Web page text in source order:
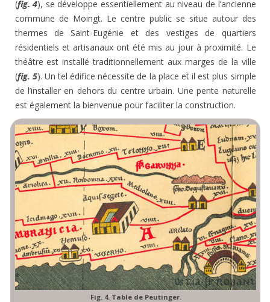
(fig. 4), se développe essentiellement au niveau de l’ancienne
commune de Moingt. Le centre public se situe autour des
thermes de Saint-Eugénie et des vestiges de quartiers
résidentiels et artisanaux ont été mis au jour à proximité. Le
théâtre est installé traditionnellement aux marges de la ville
(fig. 5). Un tel édifice nécessite de la place et il est plus simple
de l’installer en dehors du centre urbain. Une pente naturelle
est également la bienvenue pour faciliter la construction.
Fig. 4. Table de Peutinger.